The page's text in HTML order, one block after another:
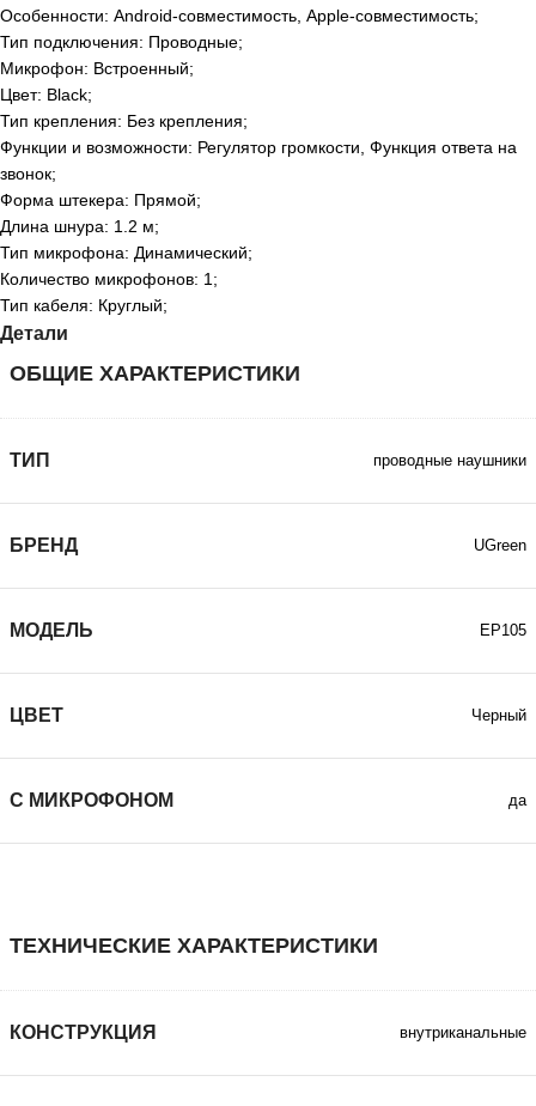
Особенности: Android-совместимость, Apple-совместимость;
Тип подключения: Проводные;
Микрофон: Встроенный;
Цвет: Black;
Тип крепления: Без крепления;
Функции и возможности: Регулятор громкости, Функция ответа на
звонок;
Форма штекера: Прямой;
Длина шнура: 1.2 м;
Тип микрофона: Динамический;
Количество микрофонов: 1;
Тип кабеля: Круглый;
Детали
ОБЩИЕ ХАРАКТЕРИСТИКИ
ТИП проводные наушники
БРЕНД UGreen
МОДЕЛЬ EP105
ЦВЕТ Черный
С МИКРОФОНОМ да
ТЕХНИЧЕСКИЕ ХАРАКТЕРИСТИКИ
КОНСТРУКЦИЯ внутриканальные